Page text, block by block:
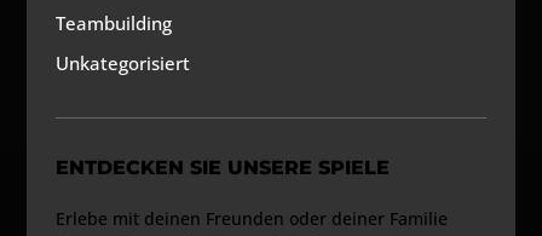
Teambuilding
Unkategorisiert
ENTDECKEN SIE UNSERE SPIELE
Erlebe mit deinen Freunden oder deiner Familie